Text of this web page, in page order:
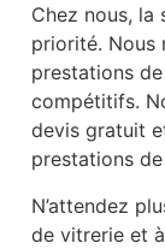
Chez nous,
priorité. Nous
prestations
compétitifs.
devis gratuit
prestations
N’attendez
de vitrerie et